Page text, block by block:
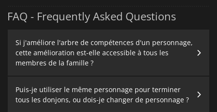
FAQ - Frequently Asked Questions
Si j'améliore l'arbre de compétences d'un personnage,
cette amélioration est-elle accessible à tous les
membres de la famille ?
Puis-je utiliser le même personnage pour terminer
tous les donjons, ou dois-je changer de personnage ?